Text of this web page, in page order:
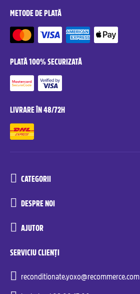
METODE DE PLATĂ
PLATĂ 100% SECURIZATĂ
LIVRARE ÎN 48/72H
CATEGORII
DESPRE NOI
AJUTOR
SERVICIU CLIENȚI
reconditionate.yoxo@recommerce.com